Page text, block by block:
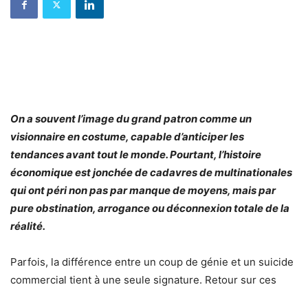
On a souvent l’image du grand patron comme un
visionnaire en costume, capable d’anticiper les
tendances avant tout le monde. Pourtant, l’histoire
économique est jonchée de cadavres de multinationales
qui ont péri non pas par manque de moyens, mais par
pure obstination, arrogance ou déconnexion totale de la
réalité.
Parfois, la différence entre un coup de génie et un suicide
commercial tient à une seule signature. Retour sur ces